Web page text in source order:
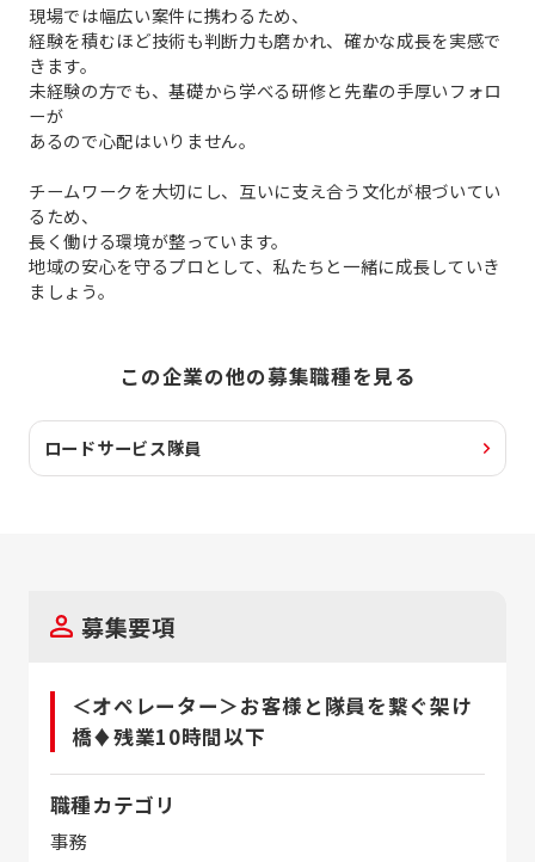
現場では幅広い案件に携わるため、
経験を積むほど技術も判断力も磨かれ、確かな成長を実感で
きます。
未経験の方でも、基礎から学べる研修と先輩の手厚いフォロ
ーが
あるので心配はいりません。
チームワークを大切にし、互いに支え合う文化が根づいてい
るため、
長く働ける環境が整っています。
地域の安心を守るプロとして、私たちと一緒に成長していき
ましょう。
この企業の他の募集職種を見る
ロードサービス隊員
募集要項
＜オペレーター＞お客様と隊員を繋ぐ架け
橋♦残業10時間以下
職種カテゴリ
事務